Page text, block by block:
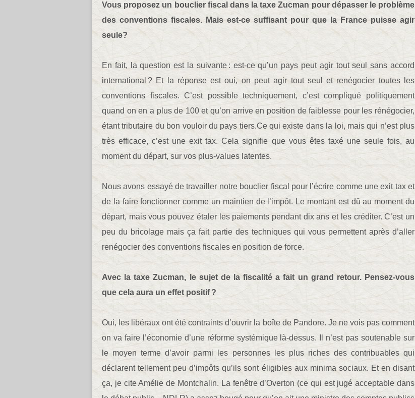
Vous proposez un bouclier fiscal dans la taxe Zucman pour dépasser le problème
des conventions fiscales. Mais est-ce suffisant pour que la France puisse agir
seule?
En fait, la question est la suivante : est-ce qu’un pays peut agir tout seul sans accord
international ? Et la réponse est oui, on peut agir tout seul et renégocier toutes les
conventions fiscales. C’est possible techniquement, c’est compliqué politiquement
quand on en a plus de 100 et qu’on arrive en position de faiblesse pour les rénégocier,
étant tributaire du bon vouloir du pays tiers.Ce qui existe dans la loi, mais qui n’est plus
très efficace, c’est une exit tax. Cela signifie que vous êtes taxé une seule fois, au
moment du départ, sur vos plus-values latentes.
Nous avons essayé de travailler notre bouclier fiscal pour l’écrire comme une exit tax et
de la faire fonctionner comme un maintien de l’impôt. Le montant est dû au moment du
départ, mais vous pouvez étaler les paiements pendant dix ans et les créditer. C’est un
peu du bricolage mais ça fait partie des techniques qui vous permettent après d’aller
renégocier des conventions fiscales en position de force.
Avec la taxe Zucman, le sujet de la fiscalité a fait un grand retour. Pensez-vous
que cela aura un effet positif ?
Oui, les libéraux ont été contraints d’ouvrir la boîte de Pandore. Je ne vois pas comment
on va faire l’économie d’une réforme systémique là-dessus. Il n’est pas soutenable sur
le moyen terme d’avoir parmi les personnes les plus riches des contribuables qui
déclarent tellement peu d’impôts qu’ils sont éligibles aux minima sociaux. Et en disant
ça, je cite Amélie de Montchalin. La fenêtre d’Overton (ce qui est jugé acceptable dans